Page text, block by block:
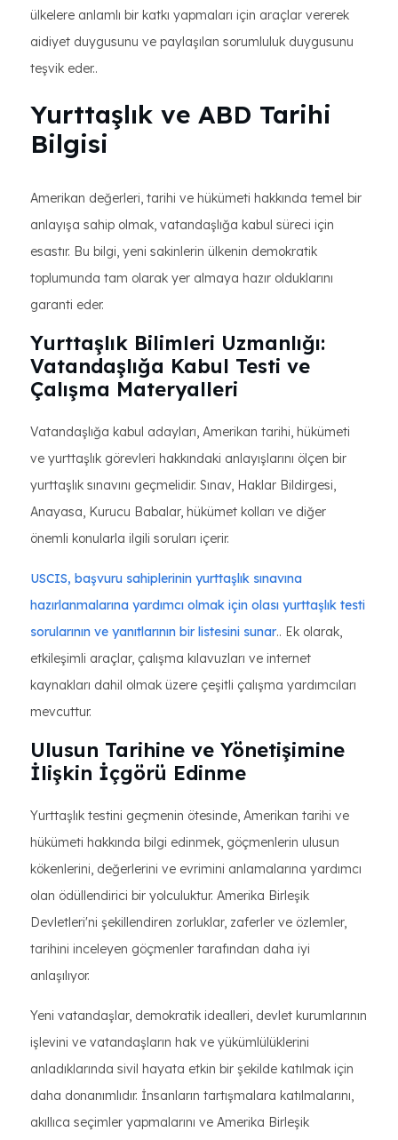
ülkelere anlamlı bir katkı yapmaları için araçlar vererek
aidiyet duygusunu ve paylaşılan sorumluluk duygusunu
teşvik eder..
Yurttaşlık ve ABD Tarihi
Bilgisi
Amerikan değerleri, tarihi ve hükümeti hakkında temel bir
anlayışa sahip olmak, vatandaşlığa kabul süreci için
esastır. Bu bilgi, yeni sakinlerin ülkenin demokratik
toplumunda tam olarak yer almaya hazır olduklarını
garanti eder.
Yurttaşlık Bilimleri Uzmanlığı:
Vatandaşlığa Kabul Testi ve
Çalışma Materyalleri
Vatandaşlığa kabul adayları, Amerikan tarihi, hükümeti
ve yurttaşlık görevleri hakkındaki anlayışlarını ölçen bir
yurttaşlık sınavını geçmelidir. Sınav, Haklar Bildirgesi,
Anayasa, Kurucu Babalar, hükümet kolları ve diğer
önemli konularla ilgili soruları içerir.
USCIS, başvuru sahiplerinin yurttaşlık sınavına
hazırlanmalarına yardımcı olmak için olası yurttaşlık testi
sorularının ve yanıtlarının bir listesini sunar.. Ek olarak,
etkileşimli araçlar, çalışma kılavuzları ve internet
kaynakları dahil olmak üzere çeşitli çalışma yardımcıları
mevcuttur.
Ulusun Tarihine ve Yönetişimine
İlişkin İçgörü Edinme
Yurttaşlık testini geçmenin ötesinde, Amerikan tarihi ve
hükümeti hakkında bilgi edinmek, göçmenlerin ulusun
kökenlerini, değerlerini ve evrimini anlamalarına yardımcı
olan ödüllendirici bir yolculuktur. Amerika Birleşik
Devletleri'ni şekillendiren zorluklar, zaferler ve özlemler,
tarihini inceleyen göçmenler tarafından daha iyi
anlaşılıyor.
Yeni vatandaşlar, demokratik idealleri, devlet kurumlarının
işlevini ve vatandaşların hak ve yükümlülüklerini
anladıklarında sivil hayata etkin bir şekilde katılmak için
daha donanımlıdır. İnsanların tartışmalara katılmalarını,
akıllıca seçimler yapmalarını ve Amerika Birleşik